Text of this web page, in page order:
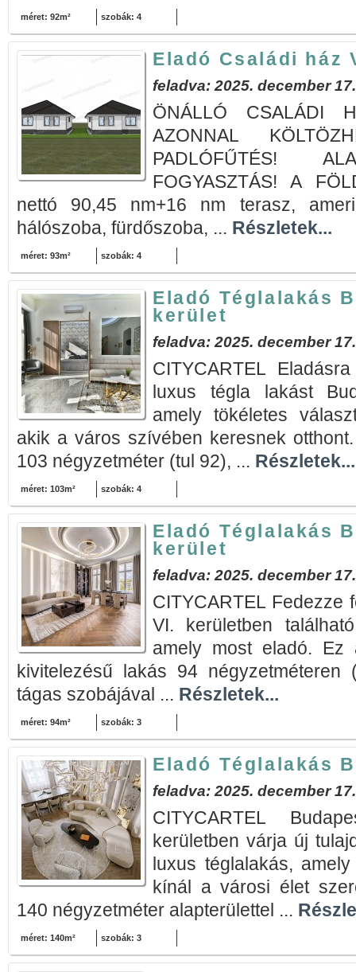
méret: 92m² szobák: 4
Eladó Családi ház
feladva: 2025. december 17.
ÖNÁLLÓ CSALÁDI
AZONNAL
PADLÓFŰTÉS!
FOGYASZTÁS! A
nettó 90,45 nm+16 nm terasz,
hálószoba, fürdőszoba, ... Részletek...
méret: 93m² szobák: 4
Eladó Téglalakás
kerület
feladva: 2025. december 17.
CITYCARTEL
luxus tégla lakást
amely tökéletes
akik a város szívében keresnek
103 négyzetméter (tul 92), ... Részletek...
méret: 103m² szobák: 4
Eladó Téglalakás
kerület
feladva: 2025. december 17.
CITYCARTEL Fedezze
VI. kerületben
amely most eladó. Ez
kivitelezésű lakás 94
tágas szobájával ... Részletek...
méret: 94m² szobák: 3
Eladó Téglalakás
feladva: 2025. december 17.
CITYCARTEL
kerületben várja új
luxus téglalakás,
kínál a városi élet
140 négyzetméter alapterülettel ...
méret: 140m² szobák: 3